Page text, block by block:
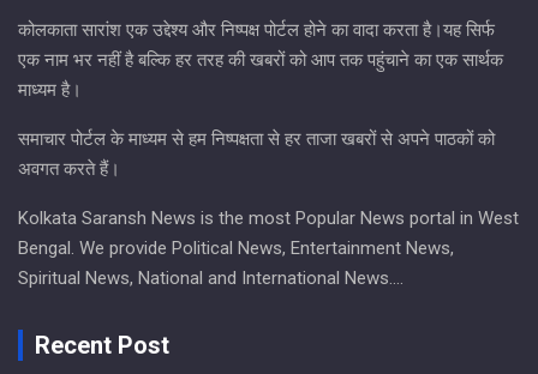
कोलकाता सारांश एक उद्देश्य और निष्पक्ष पोर्टल होने का वादा करता है।यह सिर्फ
एक नाम भर नहीं है बल्कि हर तरह की खबरों को आप तक पहुंचाने का एक सार्थक
माध्यम है।
समाचार पोर्टल के माध्यम से हम निष्पक्षता से हर ताजा खबरों से अपने पाठकों को
अवगत करते हैं।
Kolkata Saransh News is the most Popular News portal in West
Bengal. We provide Political News, Entertainment News,
Spiritual News, National and International News….
Recent Post